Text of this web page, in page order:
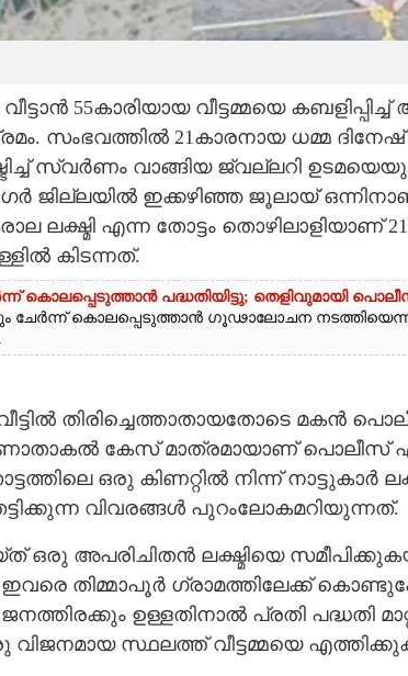
55കാരിയായ വീട്ടമ്മയെ
സംഭവത്തിൽ 21കാരനായ ധമ്മ ദിനേഷ്
സ്വർണം വാങ്ങിയ ജ്വല്ലറി
ജില്ലയിൽ ഇക്കഴിഞ്ഞ ജൂലായ്
ലക്ഷ്മി എന്ന തോട്ടം തൊഴിലാളിയാണ്
കിടന്നത്.
കൊലപ്പെടുത്താൻ പദ്ധതിയിട്ടു; തെളിവുമായി
ചേർന്ന് കൊലപ്പെടുത്താൻ ഗൂഢാലോചന
തിരിച്ചെത്താതായതോടെ മകൻ
കേസ് മാത്രമായാണ് പൊലീസ്
ഒരു കിണറ്റിൽ നിന്ന് നാട്ടുകാർ
വിവരങ്ങൾ പുറംലോകമറിയുന്നത്.
ഒരു അപരിചിതൻ ലക്ഷ്മിയെ
തിമ്മാപൂർ ഗ്രാമത്തിലേക്ക്
ഉള്ളതിനാൽ പ്രതി പദ്ധതി
വിജനമായ സ്ഥലത്ത് വീട്ടമ്മയെ